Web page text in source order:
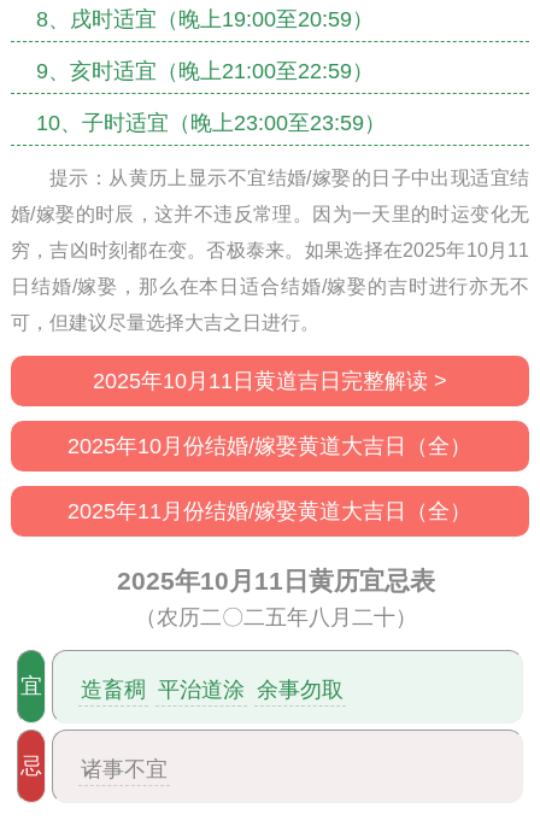
8、戌时适宜（晚上19:00至20:59）
9、亥时适宜（晚上21:00至22:59）
10、子时适宜（晚上23:00至23:59）
提示：从黄历上显示不宜结婚/嫁娶的日子中出现适宜结
婚/嫁娶的时辰，这并不违反常理。因为一天里的时运变化无
穷，吉凶时刻都在变。否极泰来。如果选择在2025年10月11
日结婚/嫁娶，那么在本日适合结婚/嫁娶的吉时进行亦无不
可，但建议尽量选择大吉之日进行。
2025年10月11日黄道吉日完整解读 >
2025年10月份结婚/嫁娶黄道大吉日（全）
2025年11月份结婚/嫁娶黄道大吉日（全）
2025年10月11日黄历宜忌表
（农历二〇二五年八月二十）
宜 造畜稠 平治道涂 余事勿取
忌 诸事不宜